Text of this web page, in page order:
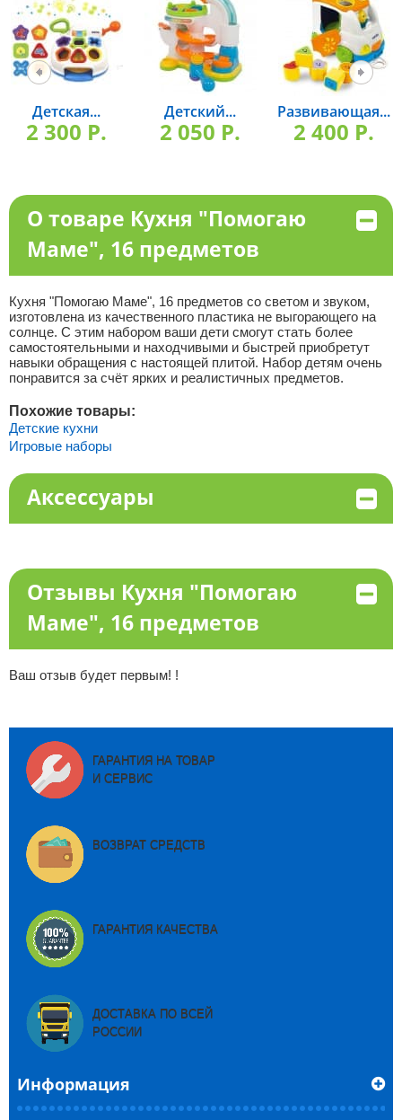
Детская...
2 300 P.
Детский...
2 050 P.
Развивающая...
2 400 P.
О товаре Кухня "Помогаю
Маме", 16 предметов
Кухня "Помогаю Маме", 16 предметов со светом и звуком,
изготовлена из качественного пластика не выгорающего на
солнце. С этим набором ваши дети смогут стать более
самостоятельными и находчивыми и быстрей приобретут
навыки обращения с настоящей плитой. Набор детям очень
понравится за счёт ярких и реалистичных предметов.
Похожие товары:
Детские кухни
Игровые наборы
Аксессуары
Отзывы Кухня "Помогаю
Маме", 16 предметов
Ваш отзыв будет первым! !
ГАРАНТИЯ НА ТОВАР
И СЕРВИС
ВОЗВРАТ СРЕДСТВ
ГАРАНТИЯ КАЧЕСТВА
ДОСТАВКА ПО ВСЕЙ
РОССИИ
Информация